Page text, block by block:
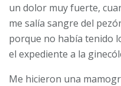
un dolor muy fuerte,
me salía sangre del
porque no había tenido
el expediente a la
Me hicieron una